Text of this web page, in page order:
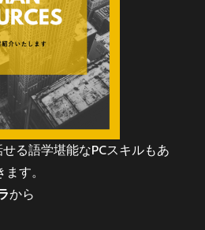
る語学堪能なPCスキルもあ
す。
から